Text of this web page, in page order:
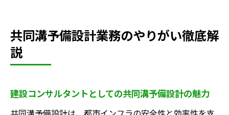
共同溝予備設計業務のやりがい徹底解
説
建設コンサルタントとしての共同溝予備設計の魅力